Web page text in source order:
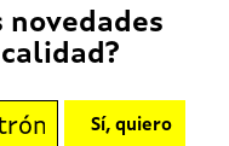
novedades
Sí, quiero